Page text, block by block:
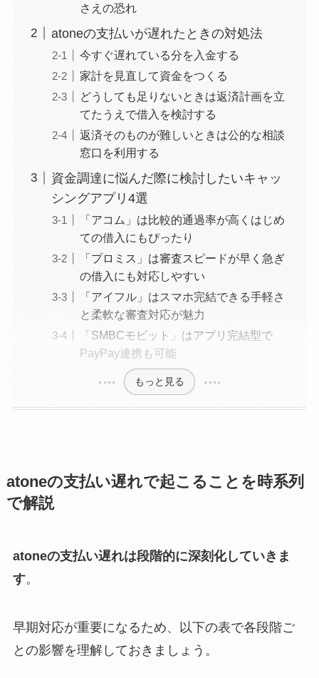
さえの恐れ
atoneの支払いが遅れたときの対処法
今すぐ遅れている分を入金する
家計を見直して資金をつくる
どうしても足りないときは返済計画を立
てたうえで借入を検討する
返済そのものが難しいときは公的な相談
窓口を利用する
資金調達に悩んだ際に検討したいキャッ
シングアプリ4選
「アコム」は比較的通過率が高くはじめ
ての借入にもぴったり
「プロミス」は審査スピードが早く急ぎ
の借入にも対応しやすい
「アイフル」はスマホ完結できる手軽さ
と柔軟な審査対応が魅力
「SMBCモビット」はアプリ完結型で
PayPay連携も可能
もっと見る
atoneの支払い遅れで起こることを時系列
で解説
atoneの支払い遅れは段階的に深刻化していきま
す。
早期対応が重要になるため、以下の表で各段階ご
との影響を理解しておきましょう。